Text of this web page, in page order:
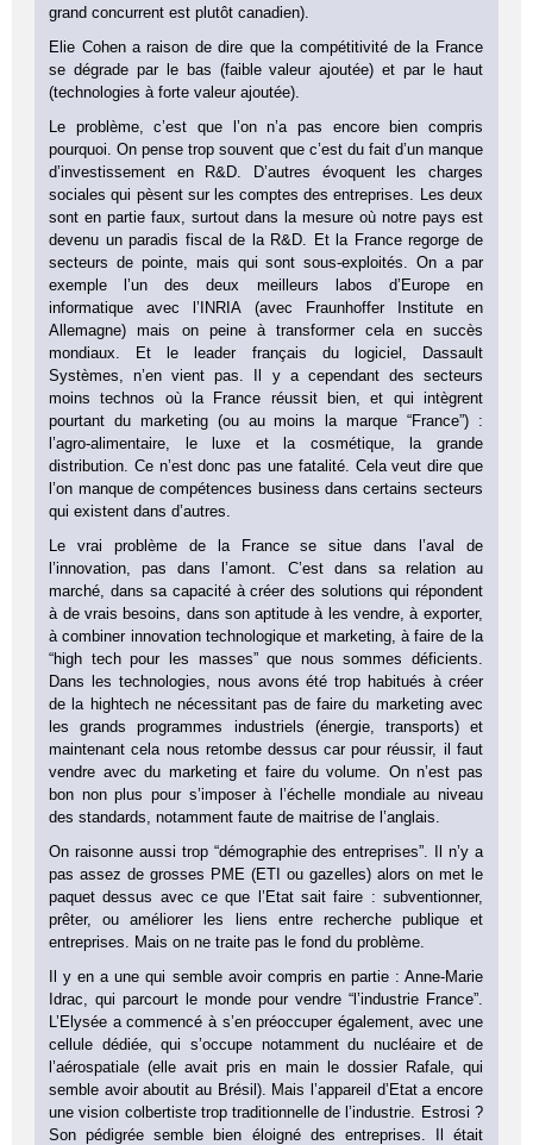
grand concurrent est plutôt canadien).
Elie Cohen a raison de dire que la compétitivité de la France
se dégrade par le bas (faible valeur ajoutée) et par le haut
(technologies à forte valeur ajoutée).
Le problème, c’est que l’on n’a pas encore bien compris
pourquoi. On pense trop souvent que c’est du fait d’un manque
d’investissement en R&D. D’autres évoquent les charges
sociales qui pèsent sur les comptes des entreprises. Les deux
sont en partie faux, surtout dans la mesure où notre pays est
devenu un paradis fiscal de la R&D. Et la France regorge de
secteurs de pointe, mais qui sont sous-exploités. On a par
exemple l’un des deux meilleurs labos d’Europe en
informatique avec l’INRIA (avec Fraunhoffer Institute en
Allemagne) mais on peine à transformer cela en succès
mondiaux. Et le leader français du logiciel, Dassault
Systèmes, n’en vient pas. Il y a cependant des secteurs
moins technos où la France réussit bien, et qui intègrent
pourtant du marketing (ou au moins la marque “France”) :
l’agro-alimentaire, le luxe et la cosmétique, la grande
distribution. Ce n’est donc pas une fatalité. Cela veut dire que
l’on manque de compétences business dans certains secteurs
qui existent dans d’autres.
Le vrai problème de la France se situe dans l’aval de
l’innovation, pas dans l’amont. C’est dans sa relation au
marché, dans sa capacité à créer des solutions qui répondent
à de vrais besoins, dans son aptitude à les vendre, à exporter,
à combiner innovation technologique et marketing, à faire de la
“high tech pour les masses” que nous sommes déficients.
Dans les technologies, nous avons été trop habitués à créer
de la hightech ne nécessitant pas de faire du marketing avec
les grands programmes industriels (énergie, transports) et
maintenant cela nous retombe dessus car pour réussir, il faut
vendre avec du marketing et faire du volume. On n’est pas
bon non plus pour s’imposer à l’échelle mondiale au niveau
des standards, notamment faute de maitrise de l’anglais.
On raisonne aussi trop “démographie des entreprises”. Il n’y a
pas assez de grosses PME (ETI ou gazelles) alors on met le
paquet dessus avec ce que l’Etat sait faire : subventionner,
prêter, ou améliorer les liens entre recherche publique et
entreprises. Mais on ne traite pas le fond du problème.
Il y en a une qui semble avoir compris en partie : Anne-Marie
Idrac, qui parcourt le monde pour vendre “l’industrie France”.
L’Elysée a commencé à s’en préoccuper également, avec une
cellule dédiée, qui s’occupe notamment du nucléaire et de
l’aérospatiale (elle avait pris en main le dossier Rafale, qui
semble avoir aboutit au Brésil). Mais l’appareil d’Etat a encore
une vision colbertiste trop traditionnelle de l’industrie. Estrosi ?
Son pédigrée semble bien éloigné des entreprises. Il était